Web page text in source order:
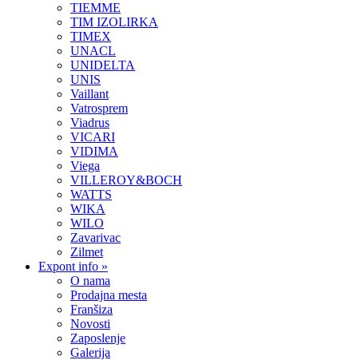
TIEMME
TIM IZOLIRKA
TIMEX
UNACL
UNIDELTA
UNIS
Vaillant
Vatrosprem
Viadrus
VICARI
VIDIMA
Viega
VILLEROY&BOCH
WATTS
WIKA
WILO
Zavarivac
Zilmet
Expont info »
O nama
Prodajna mesta
Franšiza
Novosti
Zaposlenje
Galerija